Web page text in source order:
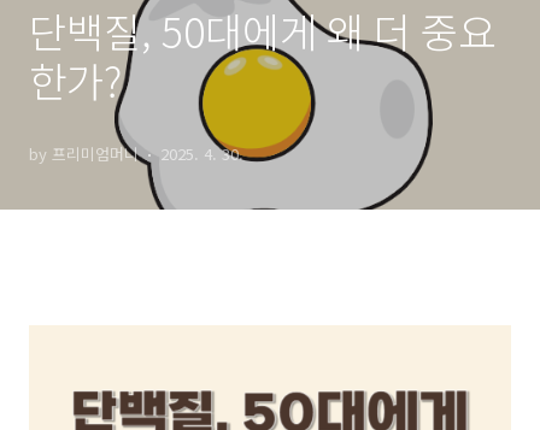
단백질, 50대에게 왜 더 중요
한가?
by 프리미엄머니 2025. 4. 30.